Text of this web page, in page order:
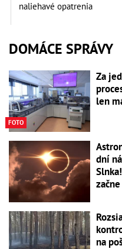
naliehavé opatrenia
DOMÁCE SPRÁVY
FOTO
Za
len
dní
začne
na